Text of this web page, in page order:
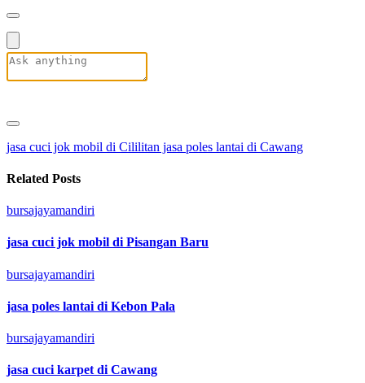
jasa cuci jok mobil di Cililitan jasa poles lantai di Cawang
Related Posts
bursajayamandiri
jasa cuci jok mobil di Pisangan Baru
bursajayamandiri
jasa poles lantai di Kebon Pala
bursajayamandiri
jasa cuci karpet di Cawang